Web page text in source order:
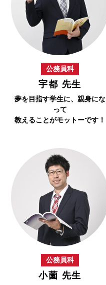
公務員科
宇都 先生
夢を目指す学生に、親身にな
って
教えることがモットーです！
公務員科
小薗 先生